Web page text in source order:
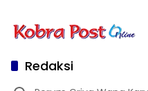
Redaksi